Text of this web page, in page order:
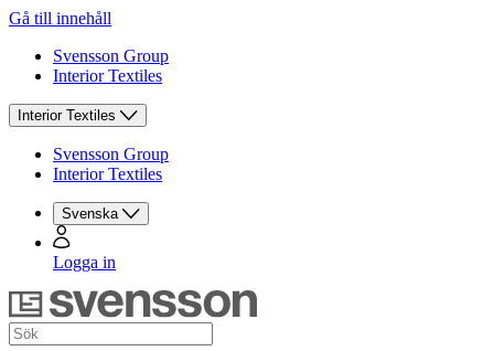
Gå till innehåll
Svensson Group
Interior Textiles
Interior Textiles
Svensson Group
Interior Textiles
Svenska
Logga in